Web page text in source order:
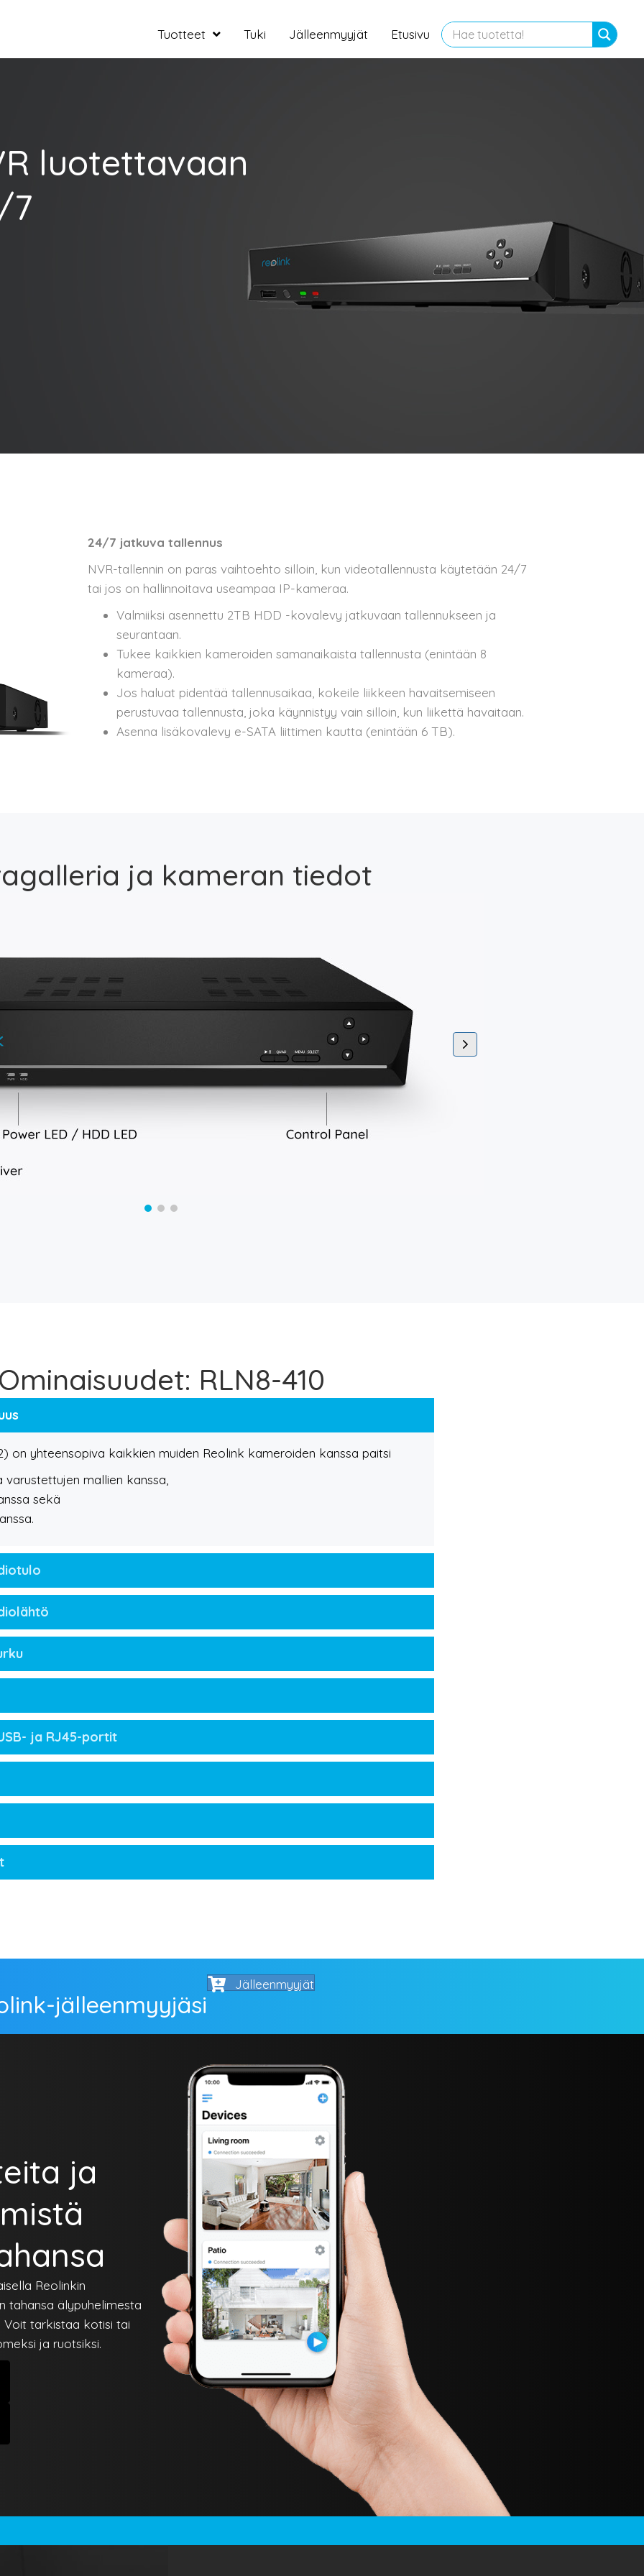
Tuotteet Tuki Jälleenmyyjät Etusivu
luotettavaan
7
24/7 jatkuva tallennus
NVR-tallennin on paras vaihtoehto silloin, kun videotallennusta käytetään 24/7
tai jos on hallinnoitava useampaa IP-kameraa.
Valmiiksi asennettu 2TB HDD -kovalevy jatkuvaan tallennukseen ja
seurantaan.
Tukee kaikkien kameroiden samanaikaista tallennusta (enintään 8
kameraa).
Jos haluat pidentää tallennusaikaa, kokeile liikkeen havaitsemiseen
perustuvaa tallennusta, joka käynnistyy vain silloin, kun liikettä havaitaan.
Asenna lisäkovalevy e-SATA liittimen kautta (enintään 6 TB).
ja kameran tiedot
RLN8-410
on yhteensopiva kaikkien muiden Reolink kameroiden kanssa paitsi
mallien kanssa,
sekä
ja RJ45-portit
jälleenmyyjäsi
Jälleenmyyjät
ja
Reolinkin
tahansa älypuhelimesta
tarkistaa kotisi tai
ja ruotsiksi.